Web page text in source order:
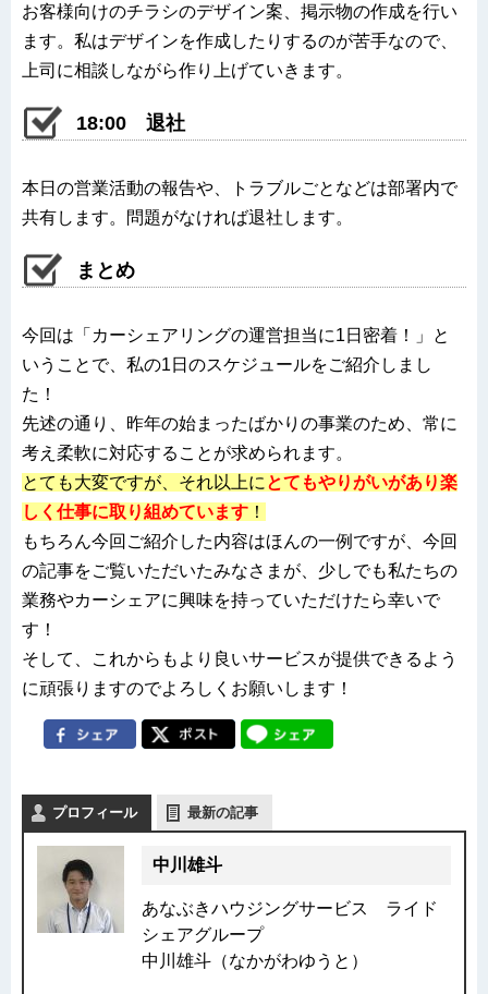
お客様向けのチラシのデザイン案、掲示物の作成を行い
ます。私はデザインを作成したりするのが苦手なので、
上司に相談しながら作り上げていきます。
18:00 退社
本日の営業活動の報告や、トラブルごとなどは部署内で
共有します。問題がなければ退社します。
まとめ
今回は「カーシェアリングの運営担当に1日密着！」と
いうことで、私の1日のスケジュールをご紹介しまし
た！
先述の通り、昨年の始まったばかりの事業のため、常に
考え柔軟に対応することが求められます。
とても大変ですが、それ以上に とてもやりがいがあり楽
しく仕事に取り組めています ！
もちろん今回ご紹介した内容はほんの一例ですが、今回
の記事をご覧いただいたみなさまが、少しでも私たちの
業務やカーシェアに興味を持っていただけたら幸いで
す！
そして、これからもより良いサービスが提供できるよう
に頑張りますのでよろしくお願いします！
プロフィール 最新の記事
中川雄斗
あなぶきハウジングサービス ライド
シェアグループ
中川雄斗（なかがわゆうと）